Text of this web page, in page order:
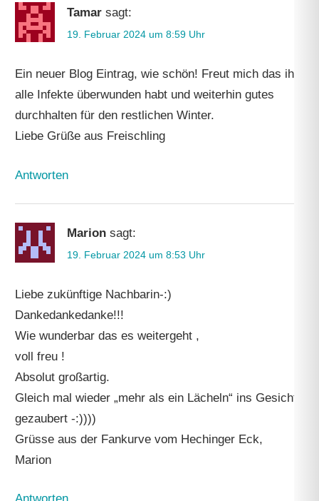
Tamar sagt:
19. Februar 2024 um 8:59 Uhr
Ein neuer Blog Eintrag, wie schön! Freut mich das ihr
alle Infekte überwunden habt und weiterhin gutes
durchhalten für den restlichen Winter.
Liebe Grüße aus Freischling
Antworten
Marion sagt:
19. Februar 2024 um 8:53 Uhr
Liebe zukünftige Nachbarin-:)
Dankedankedanke!!!
Wie wunderbar das es weitergeht ,
voll freu !
Absolut großartig.
Gleich mal wieder „mehr als ein Lächeln“ ins Gesicht
gezaubert -:))))
Grüsse aus der Fankurve vom Hechinger Eck,
Marion